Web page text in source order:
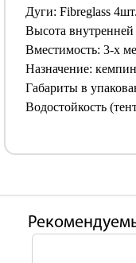
Дуги: Fibreglass
Высота
Вместимость: 3-х
Назначение:
Габариты в
Водостойкость